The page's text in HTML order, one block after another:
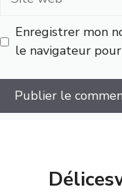
Enregistrer mon
le navigateur